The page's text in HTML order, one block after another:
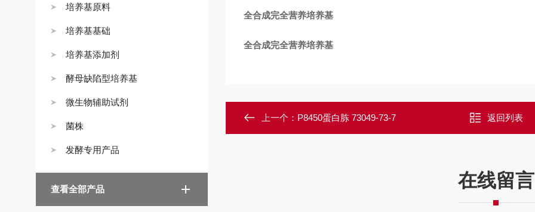
培养基原料
培养基基础
培养基添加剂
酵母缺陷型培养基
微生物辅助试剂
菌株
发酵专用产品
查看全部产品
全合成完全营养培养基
全合成完全营养培养基
上一个： P8450蛋白胨 73049-73-7 返回列表
在线留言